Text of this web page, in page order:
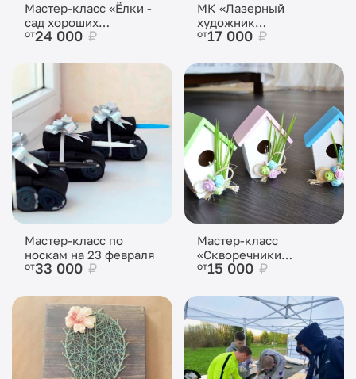
Мастер-класс «Ёлки -
сад хороших
привычек»
от24 000 ₽
МК «Лазерный
художник
Новогодний»
от17 000 ₽
Мастер-класс по
носкам на 23 февраля
от33 000 ₽
Мастер-класс
«Скворечники
Пасхальные»
от15 000 ₽